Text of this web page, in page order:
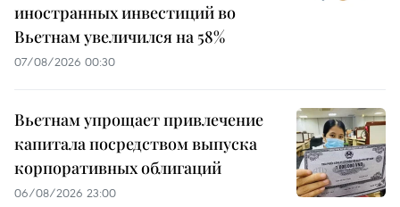
иностранных инвестиций во
Вьетнам увеличился на 58%
07/08/2026 00:30
Вьетнам упрощает привлечение
капитала посредством выпуска
корпоративных облигаций
06/08/2026 23:00